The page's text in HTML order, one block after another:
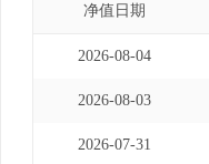
净值日期
2026-08-04
2026-08-03
2026-07-31